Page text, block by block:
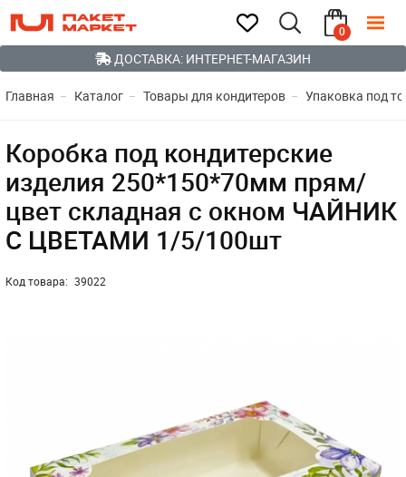
0
ДОСТАВКА: ИНТЕРНЕТ-МАГАЗИН
Главная Каталог Товары для кондитеров Упаковка под
Коробка под кондитерские
изделия 250*150*70мм прям/
цвет складная с окном ЧАЙНИК
С ЦВЕТАМИ 1/5/100шт
Код товара: 39022